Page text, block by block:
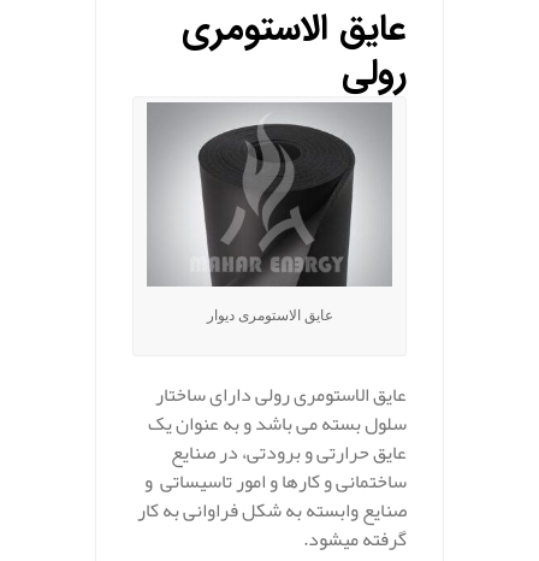
عایق الاستومری
رولی
عایق الاستومری دیوار
عایق الاستومری رولی دارای ساختار
سلول بسته می باشد و به عنوان یک
عایق حرارتی و برودتی، در صنایع
ساختمانی و کارها و امور تاسیساتی و
صنایع وابسته به شکل فراوانی به کار
گرفته میشود.